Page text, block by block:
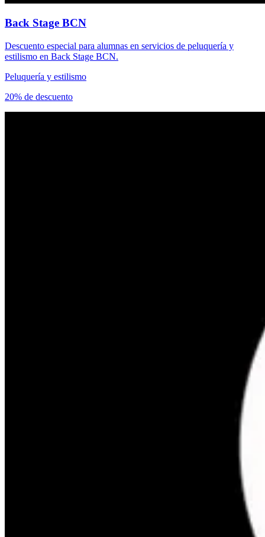
Back Stage BCN
Descuento especial para alumnas en servicios de peluquería y
estilismo en Back Stage BCN.
Peluquería y estilismo
20% de descuento